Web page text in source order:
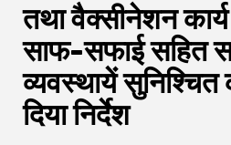
तथा वैक्सीनेशन कार्य
साफ-सफाई सहित
व्यवस्थायें
दिया निर्देश